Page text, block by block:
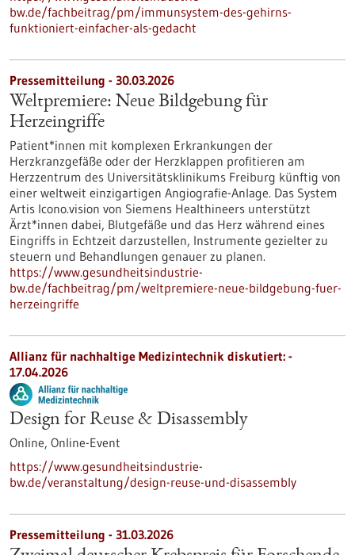
bw.de/fachbeitrag/pm/immunsystem-des-gehirns-
funktioniert-einfacher-als-gedacht
Pressemitteilung - 30.03.2026
Weltpremiere: Neue Bildgebung für
Herzeingriffe
Patient*innen mit komplexen Erkrankungen der
Herzkranzgefäße oder der Herzklappen profitieren am
Herzzentrum des Universitätsklinikums Freiburg künftig von
einer weltweit einzigartigen Angiografie-Anlage. Das System
Artis Icono.vision von Siemens Healthineers unterstützt
Ärzt*innen dabei, Blutgefäße und das Herz während eines
Eingriffs in Echtzeit darzustellen, Instrumente gezielter zu
steuern und Behandlungen genauer zu planen.
https://www.gesundheitsindustrie-
bw.de/fachbeitrag/pm/weltpremiere-neue-bildgebung-fuer-
herzeingriffe
Allianz für nachhaltige Medizintechnik diskutiert: -
17.04.2026
Design for Reuse & Disassembly
Online, Online-Event
https://www.gesundheitsindustrie-
bw.de/veranstaltung/design-reuse-und-disassembly
Pressemitteilung - 31.03.2026